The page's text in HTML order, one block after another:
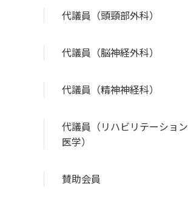
代議員（頭頸部外科）
代議員（脳神経外科）
代議員（精神神経科）
代議員（リハビリテーション
医学）
賛助会員